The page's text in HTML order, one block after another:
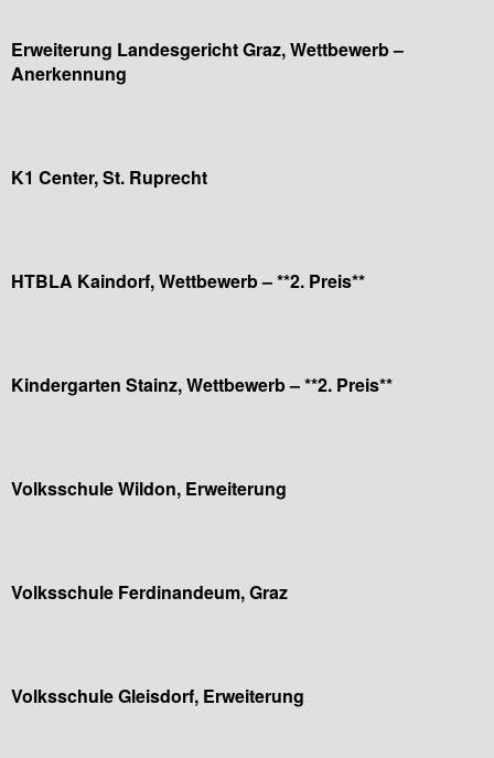
Erweiterung Landesgericht Graz, Wettbewerb –
Anerkennung
K1 Center, St. Ruprecht
HTBLA Kaindorf, Wettbewerb – **2. Preis**
Kindergarten Stainz, Wettbewerb – **2. Preis**
Volksschule Wildon, Erweiterung
Volksschule Ferdinandeum, Graz
Volksschule Gleisdorf, Erweiterung